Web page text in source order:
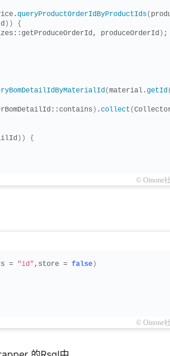
queryProductOrderIdByProductIds(
))
{
produceOrderId ) ;
(material.getId
) .collect (
))
{
© Oinone
= "id" ,store = false )
© Oinone